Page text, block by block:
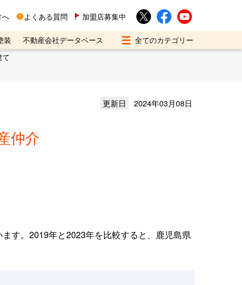
へ よくある質問 加盟店募集中
装
不動産会社データベース
更新日 2024年03月08日
仲介
す。2019年と2023年を比較すると、鹿児島県